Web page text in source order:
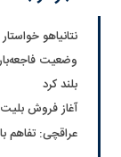
نتانیاهو خواستار افزایش ۱۴ میلیارد دلاری
وضعیت
بلند کرد
آغاز فروش
عراقچی: تفاهم